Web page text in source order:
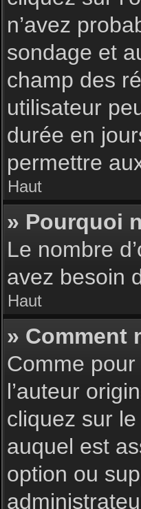
n’avez
sondage et
champ des
utilisateur
durée en
permettre
Haut
» Pourquoi
Le nombre
avez besoin
Haut
» Comment
Comme
l’auteur
cliquez sur
auquel est
option ou